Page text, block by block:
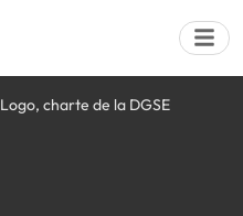
Logo, charte de la DGSE